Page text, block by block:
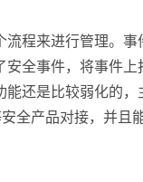
程来进行管理。
全事件，将事件
还是比较弱化的
产品对接，并且